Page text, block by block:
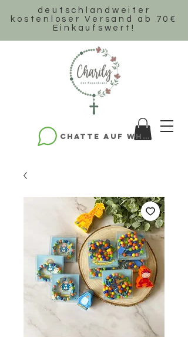
deutschlandweiter
k ostenloser Versand ab 70€
Einkaufswert!
Chatte auf WhatsApp